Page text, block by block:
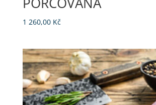
1 260,00 Kč